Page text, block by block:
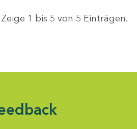
Zeige 1 bis 5 von 5 Einträgen.